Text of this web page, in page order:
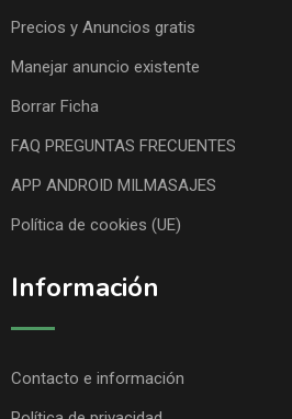
Precios y Anuncios gratis
Manejar anuncio existente
Borrar Ficha
FAQ PREGUNTAS FRECUENTES
APP ANDROID MILMASAJES
Política de cookies (UE)
Información
Contacto e información